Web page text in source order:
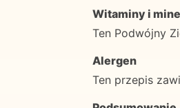
Witaminy i
Ten Podwójny
Alergen
Ten przepis